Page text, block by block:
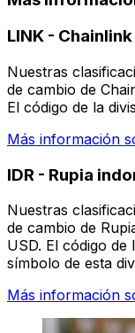
LINK - Chainlink
Nuestras
de cambio de
El código de la
Más información
IDR - Rupia
Nuestras
de cambio de
USD. El código de
símbolo de esta
Más información